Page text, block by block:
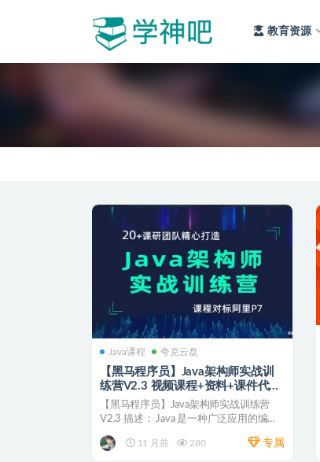
教育资源
Java课程 夸克云盘
【黑马程序员】Java架构师实战训
练营V2.3 视频课程+资料+课件代码
夸克网盘
【黑马程序员】Java架构师实战训练营
V2.3 描述： Java 是一种广泛应用的编程
11 月前
280 专属